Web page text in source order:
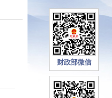
财政部微信